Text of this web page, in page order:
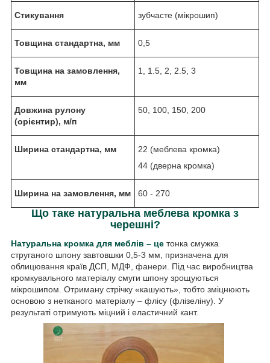
Стикування зубчасте (мікрошип)
Товщина стандартна, мм 0,5
Товщина на замовлення,
мм
1, 1.5, 2, 2.5, 3
Довжина рулону
(орієнтир), м/п
50, 100, 150, 200
Ширина стандартна, мм
22 (меблева кромка)
44 (дверна кромка)
Ширина на замовлення, мм 60 - 270
Що таке натуральна меблева кромка з
черешні?
Натуральна кромка для меблів – це тонка смужка
струганого шпону завтовшки 0,5-3 мм, призначена для
облицювання країв ДСП, МДФ, фанери. Під час виробництва
кромкувального матеріалу смуги шпону зрощуються
мікрошипом. Отриману стрічку «кашують», тобто зміцнюють
основою з нетканого матеріалу – флісу (флізеліну). У
результаті отримують міцний і еластичний кант.